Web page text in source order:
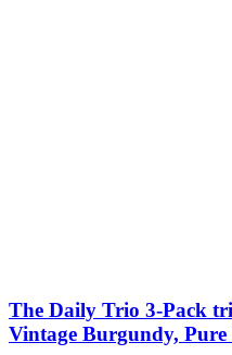
The Daily Trio 3-Pack
Vintage Burgundy, Pure